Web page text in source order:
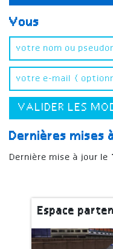
Vous
VALIDER LES
Dernières mises
Dernière mise à jour le
Espace